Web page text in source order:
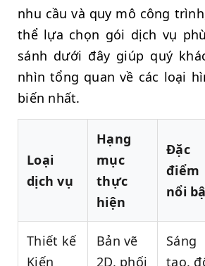
nhu cầu và quy mô công
thể lựa chọn gói dịch vụ
sánh dưới đây giúp quý
nhìn tổng quan về các loại
biến nhất.
Loại
dịch vụ
Hạng
mục
thực
hiện
Đặc
điểm
nổi
Thiết kế
Kiến
Bản vẽ
2D, phối
Sáng
tạo,